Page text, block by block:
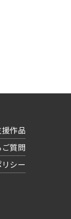
援作品
質問
シー